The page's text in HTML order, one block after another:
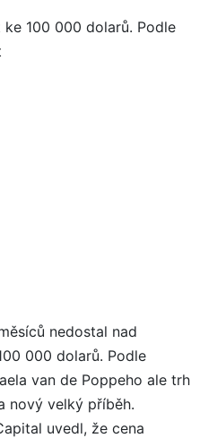
nedostal nad
000 dolarů. Podle
van de Poppeho ale trh
nový velký příběh.
uvedl, že cena